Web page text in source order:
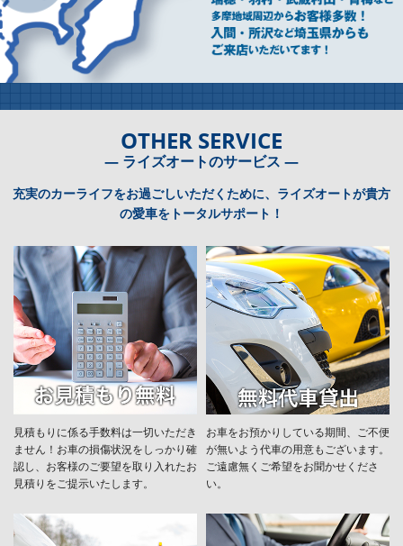
OTHER SERVICE
― ライズオートのサービス ―
充実のカーライフをお過ごしいただくために、ライズオートが貴方
の愛車をトータルサポート！
見積もりに係る手数料は一切いただき
ません！お車の損傷状況をしっかり確
認し、お客様のご要望を取り入れたお
見積りをご提示いたします。
お車をお預かりしている期間、ご不便
が無いよう代車の用意もございます。
ご遠慮無くご希望をお聞かせくださ
い。